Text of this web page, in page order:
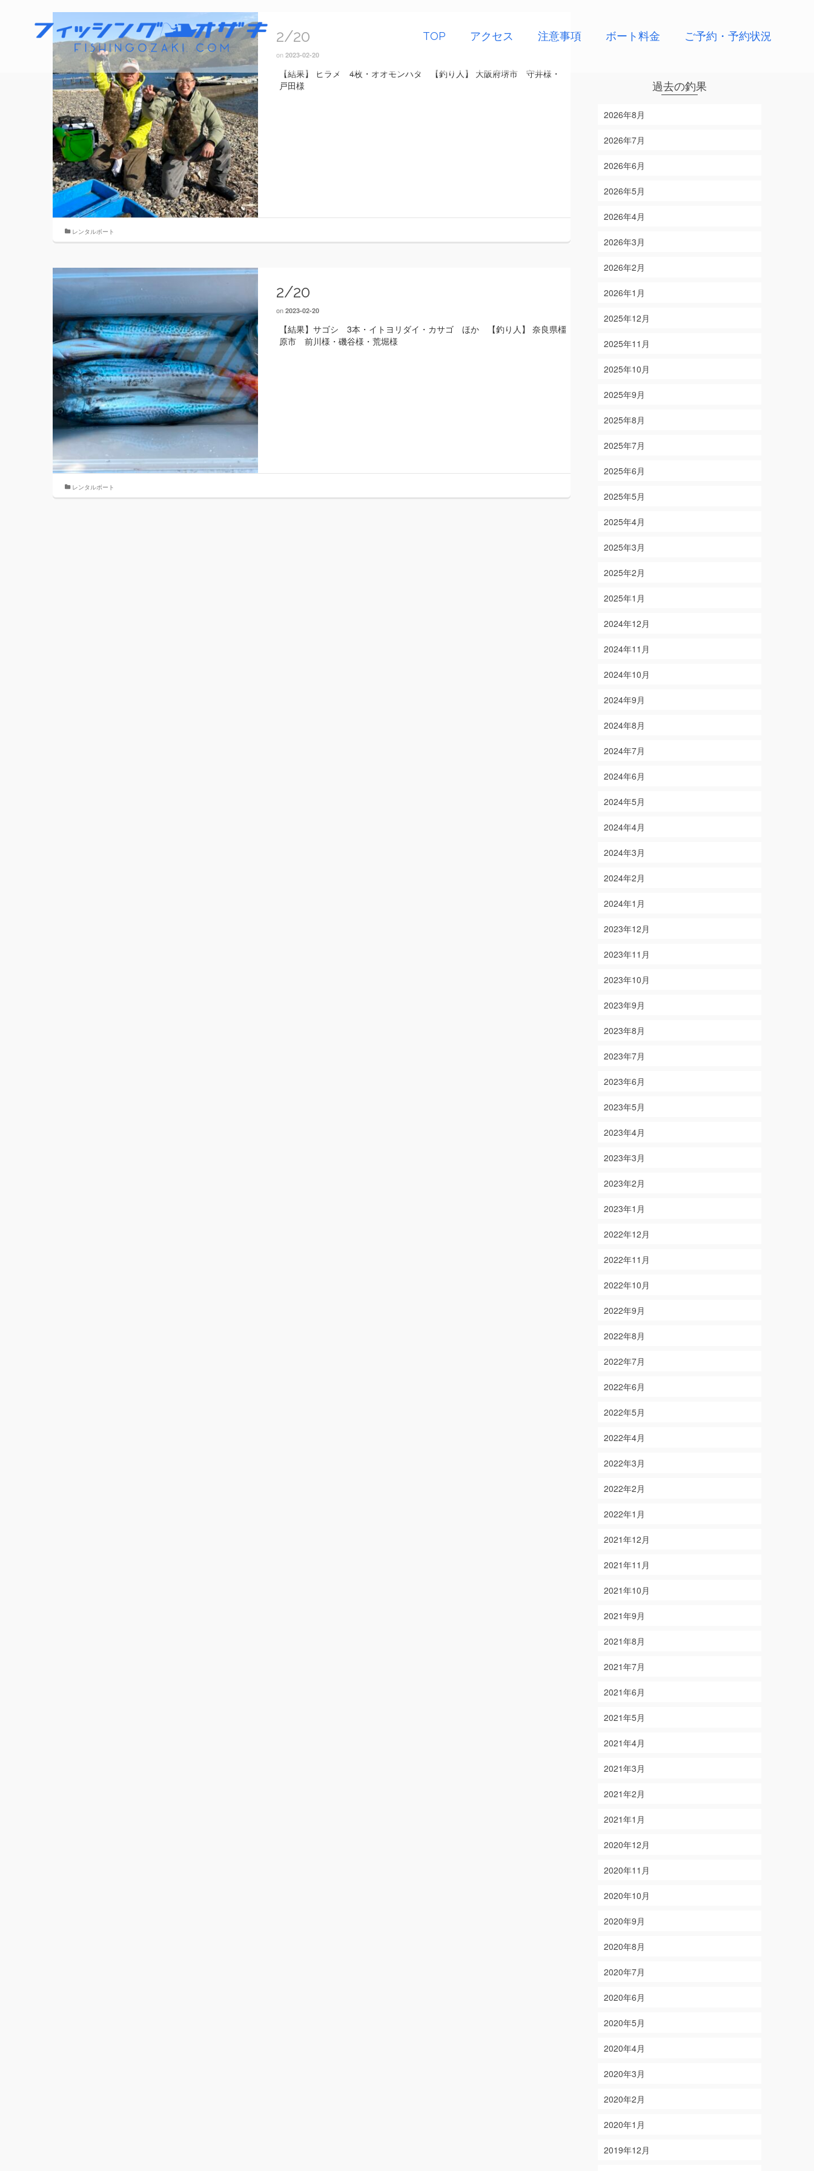
TOP アクセス 注意事項 ボート料金 ご予約・予約状況
2/20
on 2023-02-20
【結果】 ヒラメ 4枚・オオモンハタ 【釣り人】 大阪府堺市 守井様・
戸田様
レンタルボート
2/20
on 2023-02-20
【結果】サゴシ 3本・イトヨリダイ・カサゴ ほか 【釣り人】 奈良県橿
原市 前川様・磯谷様・荒堀様
レンタルボート
過去の釣果
2026年8月
2026年7月
2026年6月
2026年5月
2026年4月
2026年3月
2026年2月
2026年1月
2025年12月
2025年11月
2025年10月
2025年9月
2025年8月
2025年7月
2025年6月
2025年5月
2025年4月
2025年3月
2025年2月
2025年1月
2024年12月
2024年11月
2024年10月
2024年9月
2024年8月
2024年7月
2024年6月
2024年5月
2024年4月
2024年3月
2024年2月
2024年1月
2023年12月
2023年11月
2023年10月
2023年9月
2023年8月
2023年7月
2023年6月
2023年5月
2023年4月
2023年3月
2023年2月
2023年1月
2022年12月
2022年11月
2022年10月
2022年9月
2022年8月
2022年7月
2022年6月
2022年5月
2022年4月
2022年3月
2022年2月
2022年1月
2021年12月
2021年11月
2021年10月
2021年9月
2021年8月
2021年7月
2021年6月
2021年5月
2021年4月
2021年3月
2021年2月
2021年1月
2020年12月
2020年11月
2020年10月
2020年9月
2020年8月
2020年7月
2020年6月
2020年5月
2020年4月
2020年3月
2020年2月
2020年1月
2019年12月